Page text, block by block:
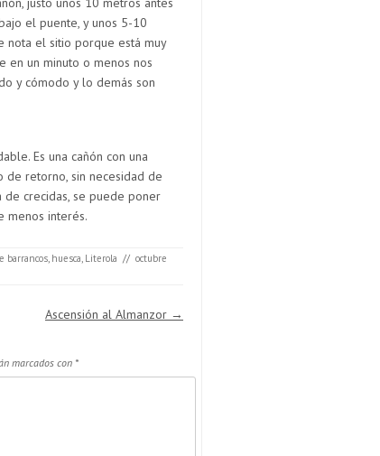
el puente, y unos 5-10
nota el sitio porque está muy
en un minuto o menos nos
y cómodo y lo demás son
Es una cañón con una
de retorno, sin necesidad de
de crecidas, se puede poner
menos interés.
barrancos, huesca, Literola // octubre
Ascensión al Almanzor →
marcados con *